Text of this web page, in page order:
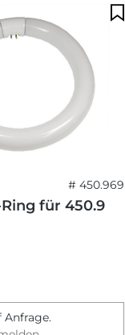
# 450.969
für 450.9
Anfrage.